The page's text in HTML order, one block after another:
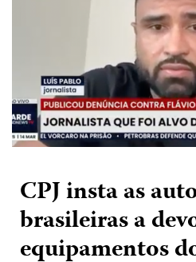
CPJ insta as
brasileiras a
equipamentos